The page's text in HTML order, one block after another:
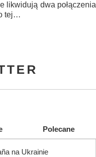
likwidują dwa połączenia
tej…
Polecane
na Ukrainie